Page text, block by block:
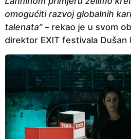
omogućiti razvoj globalnih
talenata”– rekao je u svom
direktor EXIT festivala Dušan